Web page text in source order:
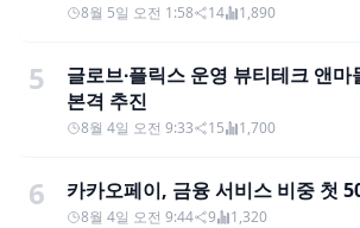
8월 5일 오전 1:58 14 1,890
5
글로브∙플릭스 운영 뷰티테크 앤
본격 추진
8월 4일 오전 9:33 15 1,700
6 카카오페이, 금융 서비스 비중 첫
8월 4일 오전 9:44 9 1,320